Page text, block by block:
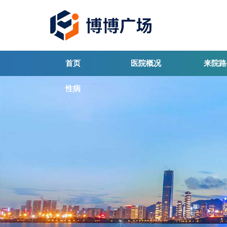
首页 医院概况 来院
性病